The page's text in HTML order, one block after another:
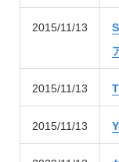
2015/11/13
2015/11/13
2015/11/13